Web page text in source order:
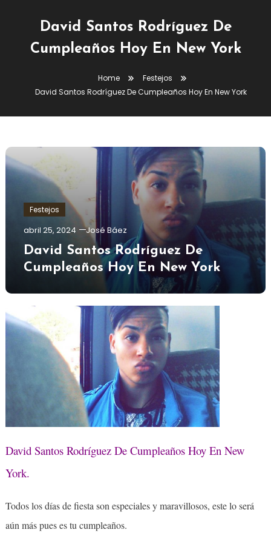
David Santos Rodríguez De
Cumpleaños Hoy En New York
Home
Festejos
David Santos Rodríguez De Cumpleaños Hoy En New York
Festejos
abril 25, 2024 José Báez
David Santos Rodríguez De
Cumpleaños Hoy En New York
David Santos Rodríguez De Cumpleaños Hoy En New
York.
Todos los días de fiesta son especiales y maravillosos, este lo será
aún más pues es tu cumpleaños.